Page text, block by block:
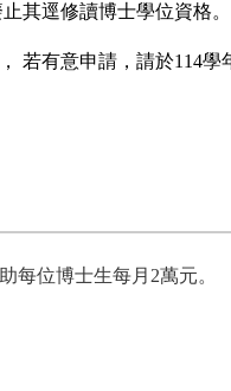
其逕修讀博士學位資格。
若有意申請，請於114學
每位博士生每月 2萬元。